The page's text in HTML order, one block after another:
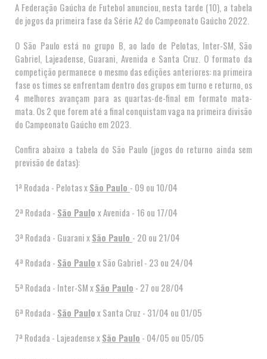
A Federação Gaúcha de Futebol anunciou, nesta tarde (10), a tabela
de jogos da primeira fase da Série A2 do Campeonato Gaúcho 2022.
O São Paulo está no grupo B, ao lado de Pelotas, Inter-SM, São
Gabriel, Lajeadense, Guarani, Avenida e Santa Cruz. O formato da
competição permanece o mesmo das edições anteriores: na primeira
fase os times se enfrentam dentro dos grupos em turno e returno, os
4 melhores avançam para as quartas-de-final em formato mata-
mata. Os 2 que forem até a final conquistam vaga na primeira divisão
do Campeonato Gaúcho em 2023.
Confira abaixo a tabela do São Paulo (jogos do returno ainda sem
previsão de datas):
1ª Rodada - Pelotas xSão Paulo - 09 ou 10/04
2ª Rodada - São Paulo x Avenida - 16 ou 17/04
3ª Rodada - Guarani xSão Paulo - 20 ou 21/04
4ª Rodada - São Paulox São Gabriel - 23 ou 24/04
5ª Rodada - Inter-SM xSão Paulo - 27 ou 28/04
6ª Rodada - São Paulox Santa Cruz - 31/04 ou 01/05
7ª Rodada - Lajeadense xSão Paulo - 04/05 ou 05/05